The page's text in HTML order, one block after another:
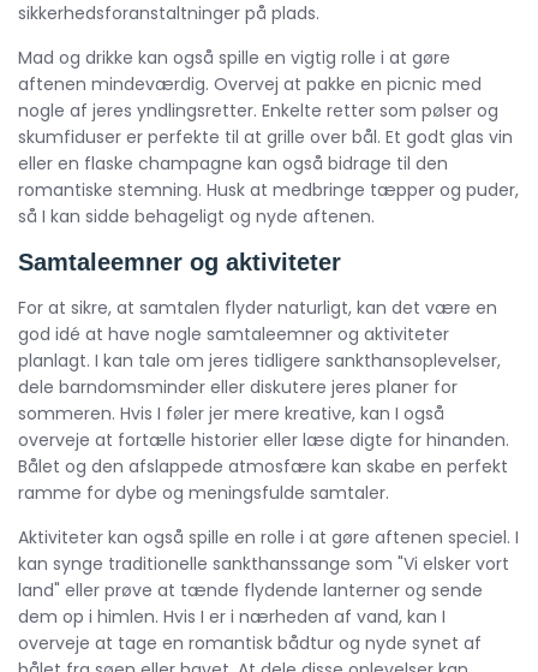
sikkerhedsforanstaltninger på plads.
Mad og drikke kan også spille en vigtig rolle i at gøre
aftenen mindeværdig. Overvej at pakke en picnic med
nogle af jeres yndlingsretter. Enkelte retter som pølser og
skumfiduser er perfekte til at grille over bål. Et godt glas vin
eller en flaske champagne kan også bidrage til den
romantiske stemning. Husk at medbringe tæpper og puder,
så I kan sidde behageligt og nyde aftenen.
Samtaleemner og aktiviteter
For at sikre, at samtalen flyder naturligt, kan det være en
god idé at have nogle samtaleemner og aktiviteter
planlagt. I kan tale om jeres tidligere sankthansoplevelser,
dele barndomsminder eller diskutere jeres planer for
sommeren. Hvis I føler jer mere kreative, kan I også
overveje at fortælle historier eller læse digte for hinanden.
Bålet og den afslappede atmosfære kan skabe en perfekt
ramme for dybe og meningsfulde samtaler.
Aktiviteter kan også spille en rolle i at gøre aftenen speciel. I
kan synge traditionelle sankthanssange som "Vi elsker vort
land" eller prøve at tænde flydende lanterner og sende
dem op i himlen. Hvis I er i nærheden af vand, kan I
overveje at tage en romantisk bådtur og nyde synet af